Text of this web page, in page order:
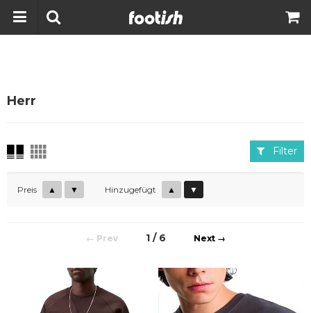
Herr
Filter
Preis ▲ ▼ Hinzugefügt ▲ ▼
← 1 / 6 →